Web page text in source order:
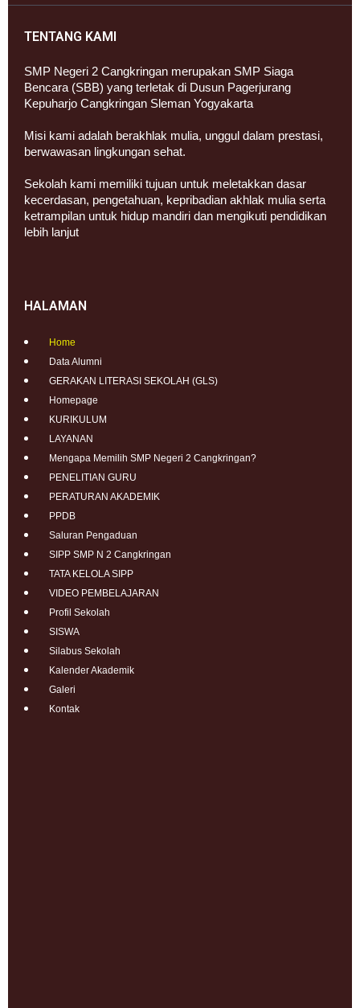
TENTANG KAMI
SMP Negeri 2 Cangkringan merupakan SMP Siaga
Bencara (SBB) yang terletak di Dusun Pagerjurang
Kepuharjo Cangkringan Sleman Yogyakarta
Misi kami adalah berakhlak mulia, unggul dalam prestasi,
berwawasan lingkungan sehat.
Sekolah kami memiliki tujuan untuk meletakkan dasar
kecerdasan, pengetahuan, kepribadian akhlak mulia serta
ketrampilan untuk hidup mandiri dan mengikuti pendidikan
lebih lanjut
HALAMAN
Home
Data Alumni
GERAKAN LITERASI SEKOLAH (GLS)
Homepage
KURIKULUM
LAYANAN
Mengapa Memilih SMP Negeri 2 Cangkringan?
PENELITIAN GURU
PERATURAN AKADEMIK
PPDB
Saluran Pengaduan
SIPP SMP N 2 Cangkringan
TATA KELOLA SIPP
VIDEO PEMBELAJARAN
Profil Sekolah
SISWA
Silabus Sekolah
Kalender Akademik
Galeri
Kontak